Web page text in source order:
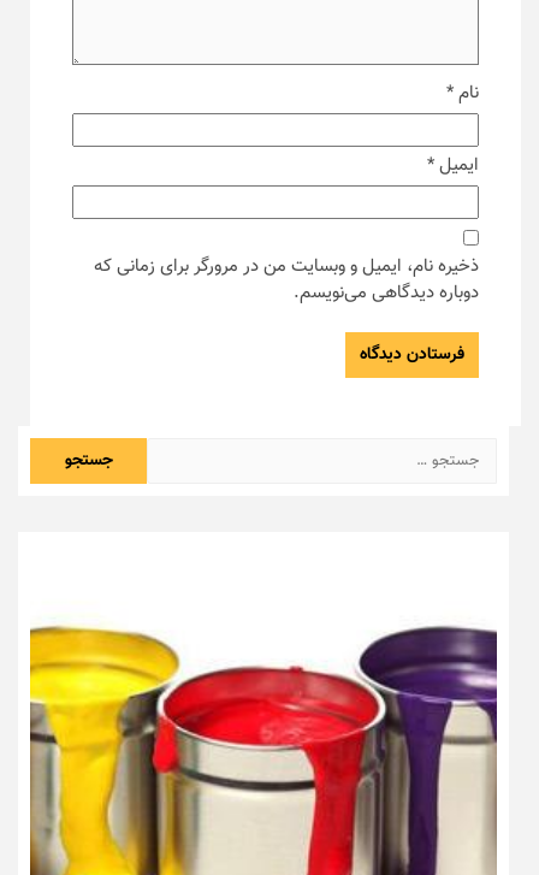
نام*
ایمیل*
ذخیره نام، ایمیل و وبسایت من در مرورگر برای زمانی که
دوباره دیدگاهی می‌نویسم.
جستجو
برای: